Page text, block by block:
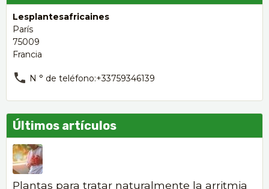
Lesplantesafricaines
París
75009
Francia
N ° de teléfono:+33759346139
Últimos artículos
Plantas para tratar naturalmente la arritmia